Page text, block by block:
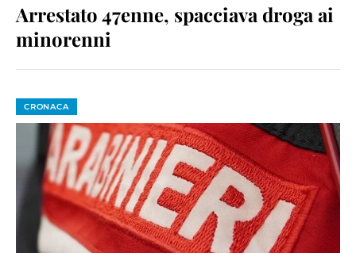
Arrestato 47enne, spacciava droga ai
minorenni
CRONACA